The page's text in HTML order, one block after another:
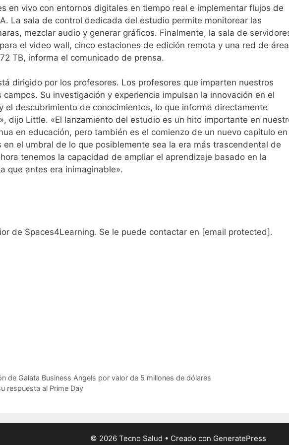
en vivo con entornos digitales en tiempo real e implementar flujos de
La sala de control dedicada del estudio permite monitorear las
mezclar audio y generar gráficos. Finalmente, la sala de
el video wall, cinco estaciones de edición remota y una red de área
TB, informa el comunicado de prensa.
dirigido por los profesores. Los profesores que imparten nuestros
Su investigación y experiencia impulsan la innovación en el
el descubrimiento de conocimientos, lo que informa directamente
dijo Little. «El lanzamiento del estudio es un hito importante en
en educación, pero también es el comienzo de un nuevo capítulo en
en el umbral de lo que posiblemente sea la era más trascendental de
tenemos la capacidad de ampliar el aprendizaje basado en la
que antes era inimaginable».
de Spaces4Learning. Se le puede contactar en [email protected] .
de Galata Business Angels por valor de 5 millones de dólares
respuesta al Prime Day
© 2026 Tecno Salud • Creado con GeneratePress